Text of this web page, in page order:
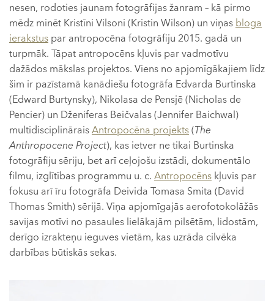
nesen, rodoties jaunam fotogrāfijas žanram – kā pirmo
mēdz minēt Kristīni Vilsoni (Kristin Wilson) un viņas bloga
ierakstus par antropocēna fotogrāfiju 2015. gadā un
turpmāk. Tāpat antropocēns kļuvis par vadmotīvu
dažādos mākslas projektos. Viens no apjomīgākajiem līdz
šim ir pazīstamā kanādiešu fotogrāfa Edvarda Burtinska
(Edward Burtynsky), Nikolasa de Pensjē (Nicholas de
Pencier) un Dženiferas Beičvalas (Jennifer Baichwal)
multidisciplināraisAntropocēna projekts(The
Anthropocene Project), kas ietver ne tikai Burtinska
fotogrāfiju sēriju, bet arī ceļojošu izstādi, dokumentālo
filmu, izglītības programmu u. c. Antropocēns kļuvis par
fokusu arī īru fotogrāfa Deivida Tomasa Smita (David
Thomas Smith) sērijā. Viņa apjomīgajās aerofotokolāžās
savijas motīvi no pasaules lielākajām pilsētām, lidostām,
derīgo izrakteņu ieguves vietām, kas uzrāda cilvēka
darbības būtiskās sekas.